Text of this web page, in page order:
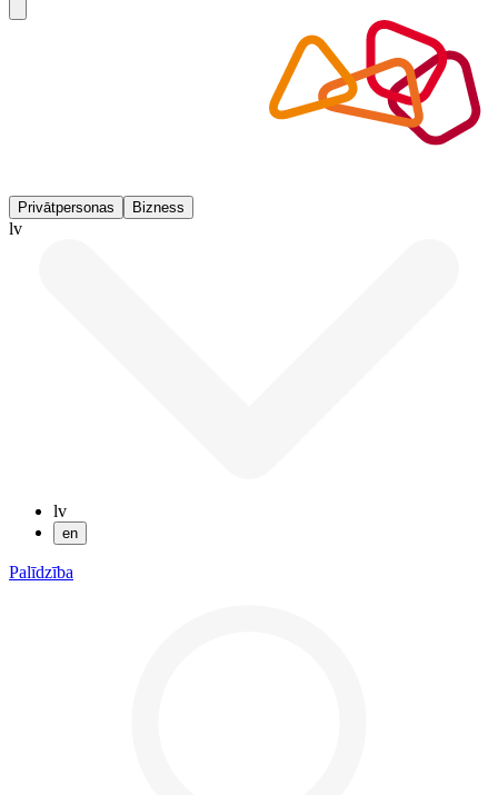
Privātpersonas Bizness
lv
lv
en
Palīdzība